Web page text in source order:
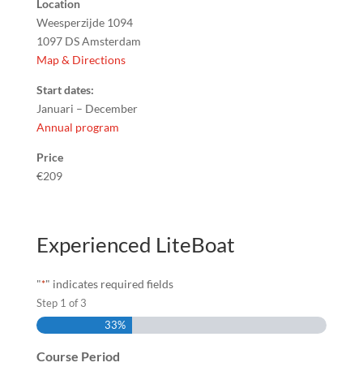
Location
Weesperzijde 1094
1097 DS Amsterdam
Map & Directions
Start dates:
Januari – December
Annual program
Price
€209
Experienced LiteBoat
"*" indicates required fields
Step 1 of3
33%
Course Period